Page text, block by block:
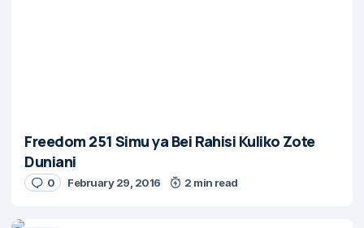
Freedom 251 Simu ya Bei Rahisi Kuliko Zote
Duniani
0 February 29, 2016 2 min read